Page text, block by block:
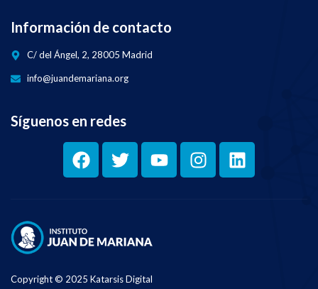
Información de contacto
C/ del Ángel, 2, 28005 Madrid
info@juandemariana.org
Síguenos en redes
Copyright © 2025 Katarsis Digital